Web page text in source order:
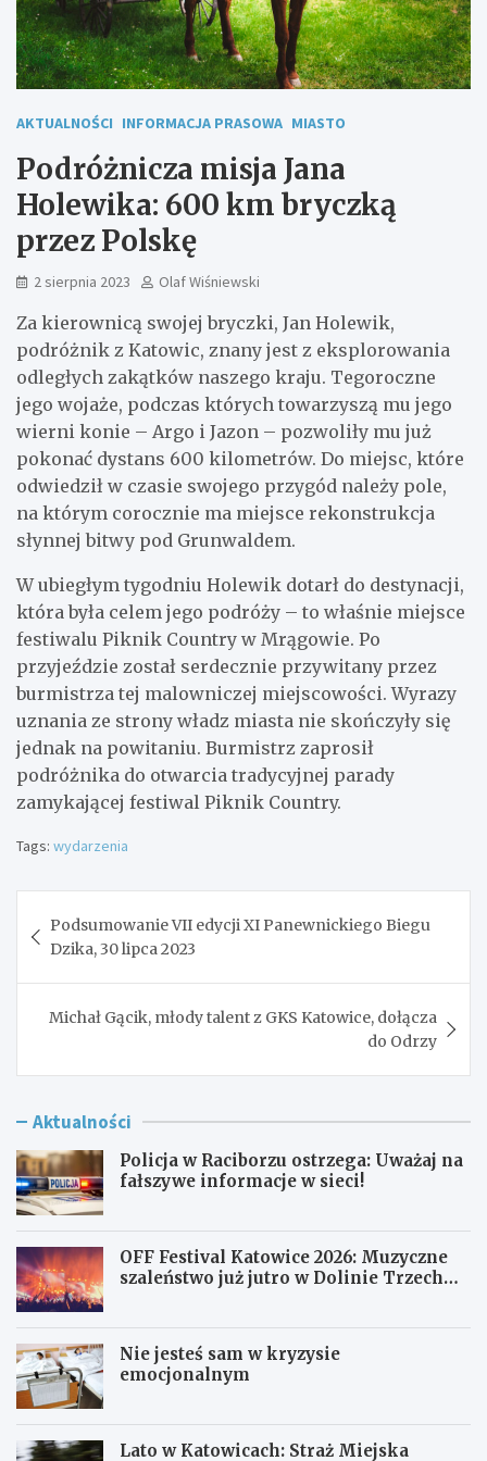
AKTUALNOŚCI INFORMACJA PRASOWA MIASTO
Podróżnicza misja Jana
Holewika: 600 km bryczką
przez Polskę
2 sierpnia 2023 Olaf Wiśniewski
Za kierownicą swojej bryczki, Jan Holewik,
podróżnik z Katowic, znany jest z eksplorowania
odległych zakątków naszego kraju. Tegoroczne
jego wojaże, podczas których towarzyszą mu jego
wierni konie – Argo i Jazon – pozwoliły mu już
pokonać dystans 600 kilometrów. Do miejsc, które
odwiedził w czasie swojego przygód należy pole,
na którym corocznie ma miejsce rekonstrukcja
słynnej bitwy pod Grunwaldem.
W ubiegłym tygodniu Holewik dotarł do destynacji,
która była celem jego podróży – to właśnie miejsce
festiwalu Piknik Country w Mrągowie. Po
przyjeździe został serdecznie przywitany przez
burmistrza tej malowniczej miejscowości. Wyrazy
uznania ze strony władz miasta nie skończyły się
jednak na powitaniu. Burmistrz zaprosił
podróżnika do otwarcia tradycyjnej parady
zamykającej festiwal Piknik Country.
Tags: wydarzenia
wpisu
Podsumowanie VII edycji XI Panewnickiego Biegu
Dzika, 30 lipca 2023
Michał Gącik, młody talent z GKS Katowice, dołącza
do Odrzy
Aktualności
Policja w Raciborzu ostrzega: Uważaj na
fałszywe informacje w sieci!
OFF Festival Katowice 2026: Muzyczne
szaleństwo już jutro w Dolinie Trzech
Nie jesteś sam w kryzysie
emocjonalnym
Lato w Katowicach: Straż Miejska